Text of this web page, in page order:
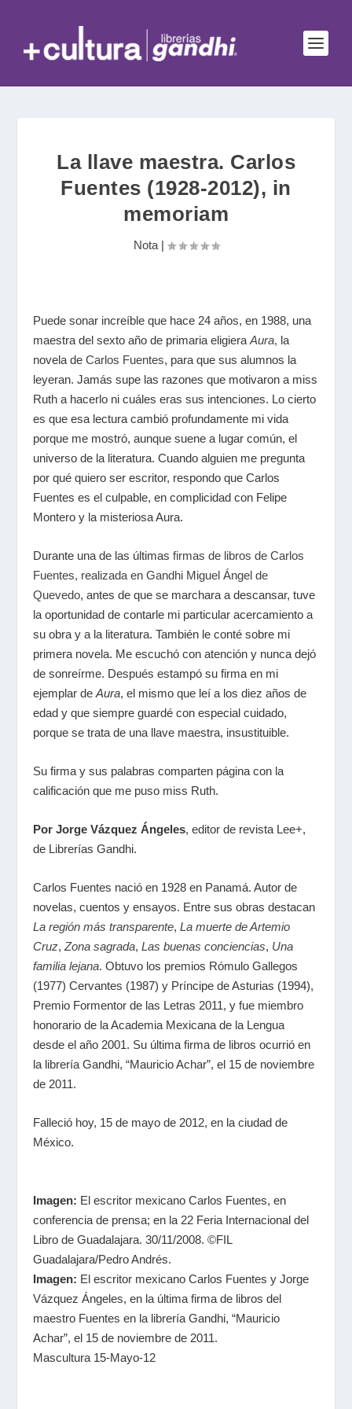
La llave maestra. Carlos
Fuentes (1928-2012), in
memoriam
Nota|
Puede sonar increíble que hace 24 años, en 1988, una
maestra del sexto año de primaria eligieraAura, la
novela deCarlos Fuentes, para que sus alumnos la
leyeran. Jamás supe las razones que motivaron a miss
Ruth a hacerlo ni cuáles eras sus intenciones. Lo cierto
es que esa lectura cambió profundamente mi vida
porque me mostró, aunque suene a lugar común, el
universo de la literatura. Cuando alguien me pregunta
por qué quiero ser escritor, respondo que Carlos
Fuentes es el culpable, en complicidad con Felipe
Montero y la misteriosa Aura.
Durante una de las últimasfirmas de libros de Carlos
Fuentes, realizada en Gandhi Miguel Ángel de
Quevedo, antes de que se marchara a descansar, tuve
la oportunidad de contarle mi particular acercamiento a
su obra y a la literatura. También le conté sobre mi
primera novela. Me escuchó con atención y nunca dejó
de sonreírme. Después estampó su firma en mi
ejemplar deAura, el mismo que leí a los diez años de
edad y que siempre guardé con especial cuidado,
porque se trata de una llave maestra, insustituible.
Su firma y sus palabras comparten página con la
calificación que me puso miss Ruth.
Por Jorge Vázquez Ángeles, editor de revista Lee+,
de Librerías Gandhi.
Carlos Fuentes nació en 1928 en Panamá. Autor de
novelas, cuentos y ensayos. Entre sus obras destacan
La región más transparente,La muerte de Artemio
Cruz,Zona sagrada,Las buenas conciencias, Una
familia lejana. Obtuvo los premios Rómulo Gallegos
(1977) Cervantes (1987) y Príncipe de Asturias (1994),
Premio Formentor de las Letras 2011, y fue miembro
honorario de la Academia Mexicana de la Lengua
desde el año 2001. Su última firma de libros ocurrió en
la librería Gandhi, “Mauricio Achar”, el 15 de noviembre
de 2011.
Falleció hoy, 15 de mayo de 2012, en la ciudad de
México.
Imagen: El escritor mexicano Carlos Fuentes, en
conferencia de prensa; en la 22 Feria Internacional del
Libro de Guadalajara. 30/11/2008. ©FIL
Guadalajara/Pedro Andrés.
Imagen: El escritor mexicano Carlos Fuentes y Jorge
Vázquez Ángeles, en la última firma de libros del
maestro Fuentes en la librería Gandhi, “Mauricio
Achar”, el 15 de noviembre de 2011.
Mascultura 15-Mayo-12